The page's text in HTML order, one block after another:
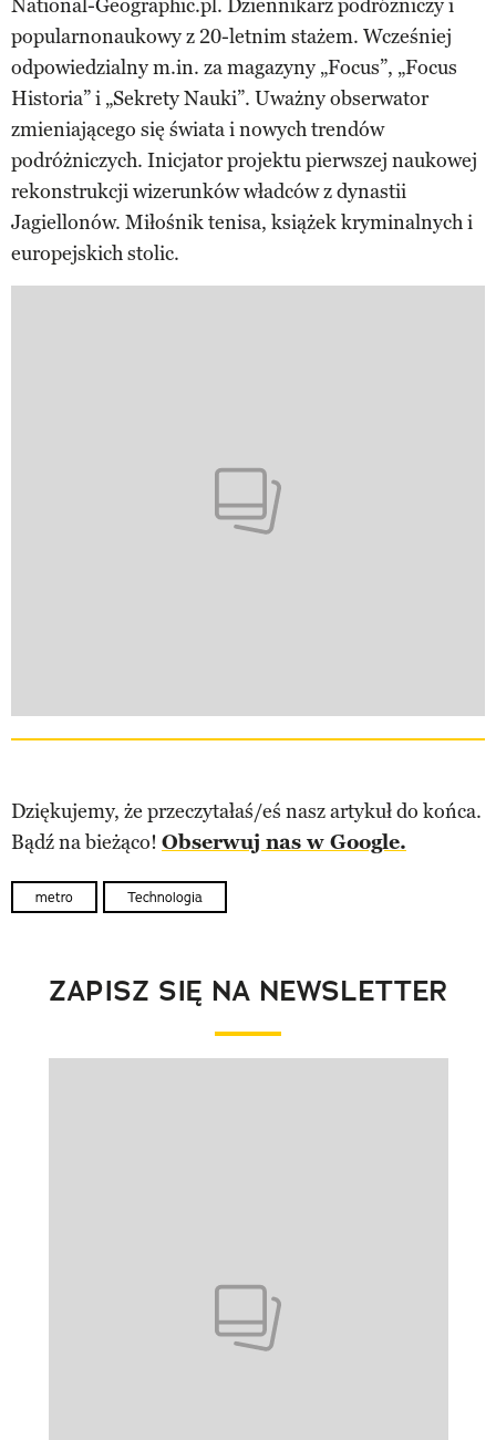
National-Geographic.pl. Dziennikarz podróżniczy i
popularnonaukowy z 20-letnim stażem. Wcześniej
odpowiedzialny m.in. za magazyny „Focus”, „Focus
Historia” i „Sekrety Nauki”. Uważny obserwator
zmieniającego się świata i nowych trendów
podróżniczych. Inicjator projektu pierwszej naukowej
rekonstrukcji wizerunków władców z dynastii
Jagiellonów. Miłośnik tenisa, książek kryminalnych i
europejskich stolic.
Dziękujemy, że przeczytałaś/eś nasz artykuł do końca.
Bądź na bieżąco! Obserwuj nas w Google.
metro Technologia
ZAPISZ SIĘ NA NEWSLETTER